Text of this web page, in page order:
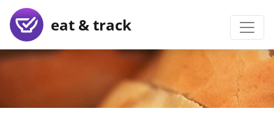
eat & track